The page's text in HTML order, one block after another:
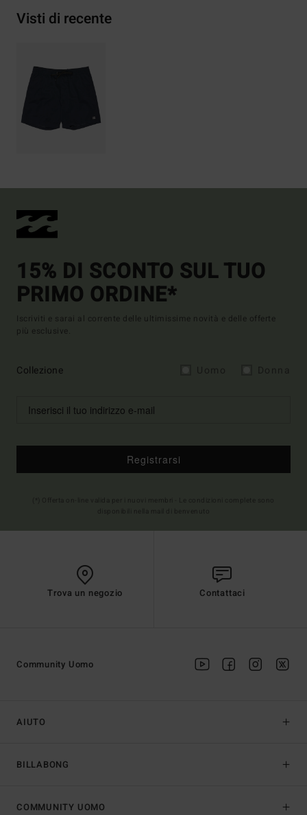
Visti di recente
15% DI SCONTO SUL TUO
PRIMO ORDINE*
Iscriviti e sarai al corrente delle ultimissime novità e delle offerte
più esclusive.
Collezione
Registrarsi
Trova un negozio Contattaci
AIUTO
BILLABONG
Community Uomo
COMMUNITY UOMO